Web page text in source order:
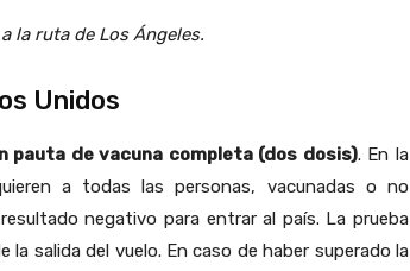
la ruta de Los Ángeles.
Unidos
pauta de vacuna completa (dos dosis). En la
a todas las personas, vacunadas o no
negativo para entrar al país. La prueba
salida del vuelo. En caso de haber superado la